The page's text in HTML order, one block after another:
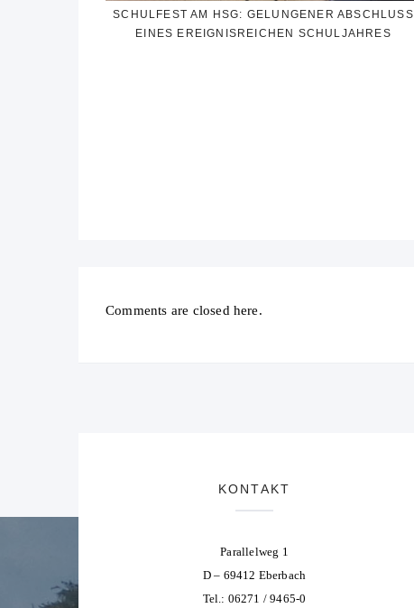
SCHULFEST AM HSG: GELUNGENER ABSCHLUSS
EINES EREIGNISREICHEN SCHULJAHRES
Comments are closed here.
KONTAKT
Parallelweg 1
D – 69412 Eberbach
Tel.: 06271 / 9465-0